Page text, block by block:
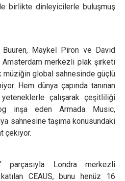
ile birlikte dinleyicilerle buluşmuş
Buuren, Maykel Piron ve David
Amsterdam merkezli plak şirketi
müziğin global sahnesinde güçlü
Hem dünya çapında tanınan
çalışarak çeşitliliği
inşa eden Armada Music,
sahnesine taşıma konusundaki
çekiyor.
’ parçasıyla Londra merkezli
CEAUS, bunu henüz 16